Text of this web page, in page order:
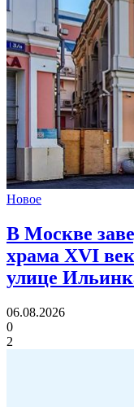
Новое
В Москве
храма XVI
улице
06.08.2026
0
2